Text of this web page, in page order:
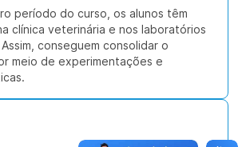
período do curso, os alunos têm
clínica veterinária e nos laboratórios
conseguem consolidar o
meio de experimentações e